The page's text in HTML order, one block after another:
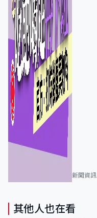
新聞資訊
其他人也在看